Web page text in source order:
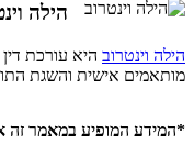
הילה
הילה וינטרוב היא עורכת
מותאמים אישית והשגת
*המידע המופיע במאמר זה